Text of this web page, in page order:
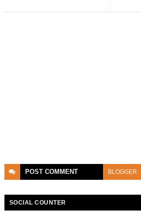
POST COMMENT BLOGGER
SOCIAL COUNTER